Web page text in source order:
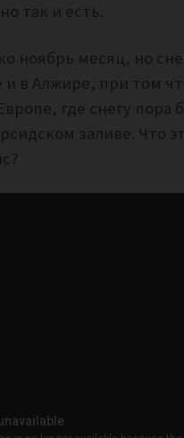
так и есть.
ноябрь месяц, но
в Алжире, при том
где снегу пора
заливе. Что